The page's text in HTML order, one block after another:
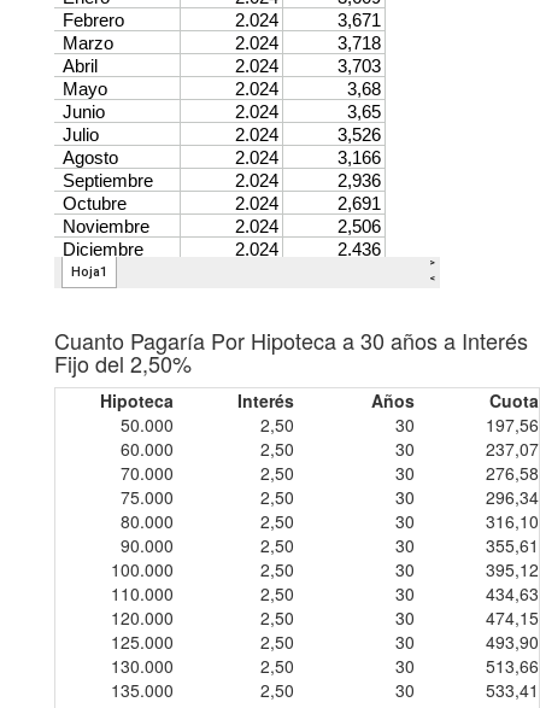
Cuanto Pagaría Por Hipoteca a 30 años a Interés
Fijo del 2,50%
Hipoteca Interés Años
Cuota
50.000
2,50 30
197,56
60.000
2,50 30
237,07
70.000
2,50 30
276,58
75.000
2,50 30
296,34
80.000
2,50 30
316,10
90.000
2,50 30
355,61
100.000
2,50 30
395,12
110.000
2,50 30
434,63
120.000
2,50 30
474,15
125.000
2,50 30
493,90
130.000
2,50 30
513,66
135.000
2,50 30
533,41